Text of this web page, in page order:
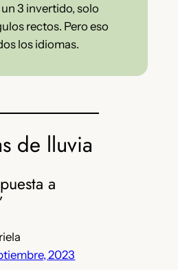
3 invertido, solo
rectos. Pero eso
los idiomas.
de lluvia
a
2023